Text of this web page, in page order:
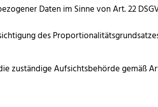
Daten im Sinne von Art. 22
des
zuständige Aufsichtsbehörde gemäß